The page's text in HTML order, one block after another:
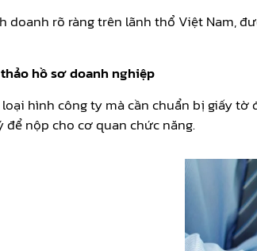
doanh rõ ràng trên lãnh thổ Việt Nam,
hồ sơ doanh nghiệp
hình công ty mà cần chuẩn bị giấy tờ
để nộp cho cơ quan chức năng.